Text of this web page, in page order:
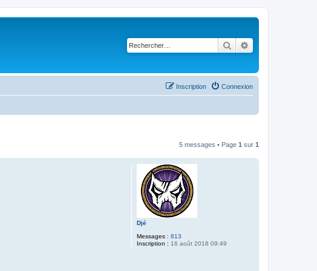
Rechercher
Connexion
Inscription
5 messages • Page 1 sur 1
Djé
Messages : 813
Inscription : 16 août 2018 09:49